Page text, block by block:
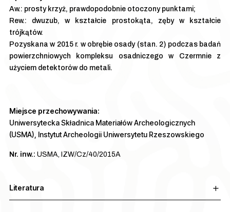
Aw.: prosty krzyż, prawdopodobnie otoczony punktami;
Rew.: dwuzub, w kształcie prostokąta, zęby w kształcie
trójkątów.
Pozyskana w 2015 r. w obrębie osady (stan. 2) podczas badań
powierzchniowych kompleksu osadniczego w Czermnie z
użyciem detektorów do metali.
Miejsce przechowywania:
Uniwersytecka Składnica Materiałów Archeologicznych
(USMA), Instytut Archeologii Uniwersytetu Rzeszowskiego
Nr. inw.: USMA, IZW/Cz/40/2015A
Literatura